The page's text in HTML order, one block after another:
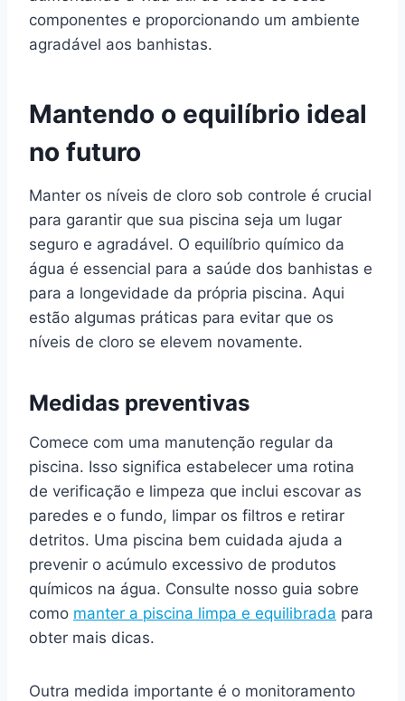
componentes e proporcionando um ambiente
agradável aos banhistas.
Mantendo o equilíbrio ideal
no futuro
Manter os níveis de cloro sob controle é crucial
para garantir que sua piscina seja um lugar
seguro e agradável. O equilíbrio químico da
água é essencial para a saúde dos banhistas e
para a longevidade da própria piscina. Aqui
estão algumas práticas para evitar que os
níveis de cloro se elevem novamente.
Medidas preventivas
Comece com uma manutenção regular da
piscina. Isso significa estabelecer uma rotina
de verificação e limpeza que inclui escovar as
paredes e o fundo, limpar os filtros e retirar
detritos. Uma piscina bem cuidada ajuda a
prevenir o acúmulo excessivo de produtos
químicos na água. Consulte nosso guia sobre
como manter a piscina limpa e equilibrada para
obter mais dicas.
Outra medida importante é o monitoramento